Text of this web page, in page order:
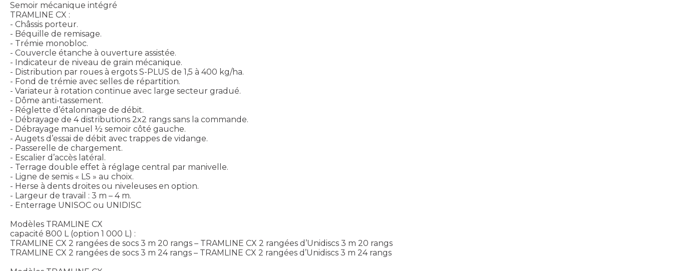
Semoir mécanique intégré
TRAMLINE CX :
- Châssis porteur.
- Béquille de remisage.
- Trémie monobloc.
- Couvercle étanche à ouverture assistée.
- Indicateur de niveau de grain mécanique.
- Distribution par roues à ergots S-PLUS de 1,5 à 400 kg/ha.
- Fond de trémie avec selles de répartition.
- Variateur à rotation continue avec large secteur gradué.
- Dôme anti-tassement.
- Réglette d’étalonnage de débit.
- Débrayage de 4 distributions 2x2 rangs sans la commande.
- Débrayage manuel ½ semoir côté gauche.
- Augets d’essai de débit avec trappes de vidange.
- Passerelle de chargement.
- Escalier d’accès latéral.
- Terrage double effet à réglage central par manivelle.
- Ligne de semis « LS » au choix.
- Herse à dents droites ou niveleuses en option.
- Largeur de travail : 3 m – 4 m.
- Enterrage UNISOC ou UNIDISC
Modèles TRAMLINE CX
capacité 800 L (option 1 000 L) :
TRAMLINE CX 2 rangées de socs 3 m 20 rangs – TRAMLINE CX 2 rangées d’Unidiscs 3 m 20 rangs
TRAMLINE CX 2 rangées de socs 3 m 24 rangs – TRAMLINE CX 2 rangées d’Unidiscs 3 m 24 rangs